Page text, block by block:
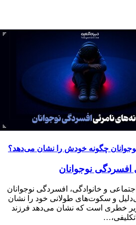
چگونه خودش را نشان می‌دهد؟
افسردگی نوجوانان
و خانوادگی، افسردگی نوجوانان
و سکوت‌های طولانی خود را نشان
خطری است که نشان می‌دهد فرزند